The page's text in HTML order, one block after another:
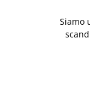
Siamo